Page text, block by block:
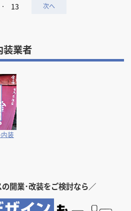
13
装業者
装
開業･改装をご検討なら／